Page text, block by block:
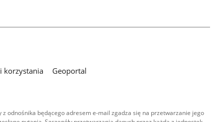
korzystania Geoportal
odnośnika będącego adresem e-mail zgadza się na przetwarzanie jego